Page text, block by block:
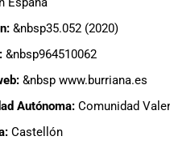
&nbsp35.052 (2020)
&nbsp964510062
&nbsp www.burriana.es
Autónoma:Comunidad
Castellón